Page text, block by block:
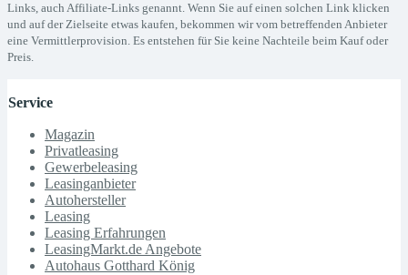
Links, auch Affiliate-Links genannt. Wenn Sie auf einen solchen Link klicken
und auf der Zielseite etwas kaufen, bekommen wir vom betreffenden Anbieter
eine Vermittlerprovision. Es entstehen für Sie keine Nachteile beim Kauf oder
Preis.
Service
Magazin
Privatleasing
Gewerbeleasing
Leasinganbieter
Autohersteller
Leasing
Leasing Erfahrungen
LeasingMarkt.de Angebote
Autohaus Gotthard König